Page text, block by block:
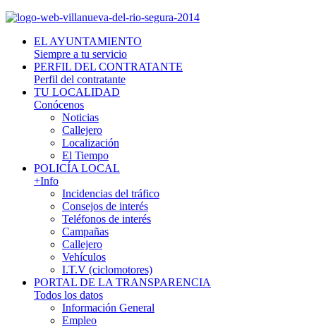
EL AYUNTAMIENTO
Siempre a tu servicio
PERFIL DEL CONTRATANTE
Perfil del contratante
TU LOCALIDAD
Conócenos
Noticias
Callejero
Localización
El Tiempo
POLICÍA LOCAL
+Info
Incidencias del tráfico
Consejos de interés
Teléfonos de interés
Campañas
Callejero
Vehículos
I.T.V (ciclomotores)
PORTAL DE LA TRANSPARENCIA
Todos los datos
Información General
Empleo